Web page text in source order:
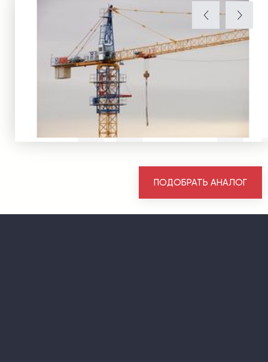
ПОДОБРАТЬ АНАЛОГ